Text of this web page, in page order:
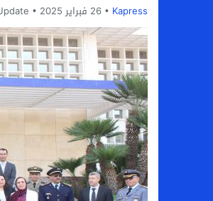
Next
Kapress 26 فبراير 2025 :